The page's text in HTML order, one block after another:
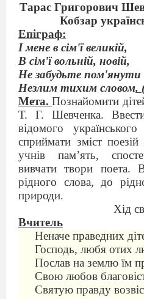
Тарас Григорович
Кобзар
Епіграф:
І мене в сім'ї великій,
В сім'ї вольній, новій,
Не забудьте пом'янути
Незлим тихим словом.
Мета.Познайомити
Т. Г. Шевченка.
відомого
сприймати зміст
учнів пам’ять,
вивчати твори поета.
рідного слова, до
природи.
Хід
Вчитель
Неначе праведних
Господь, любя отих
Послав на землю їм
Свою любов
Святую правду